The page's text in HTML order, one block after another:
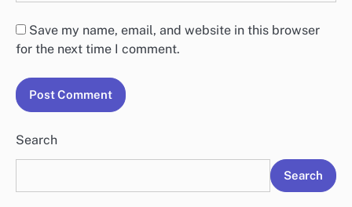
Save my name, email, and website in this browser
for the next time I comment.
Search
Search